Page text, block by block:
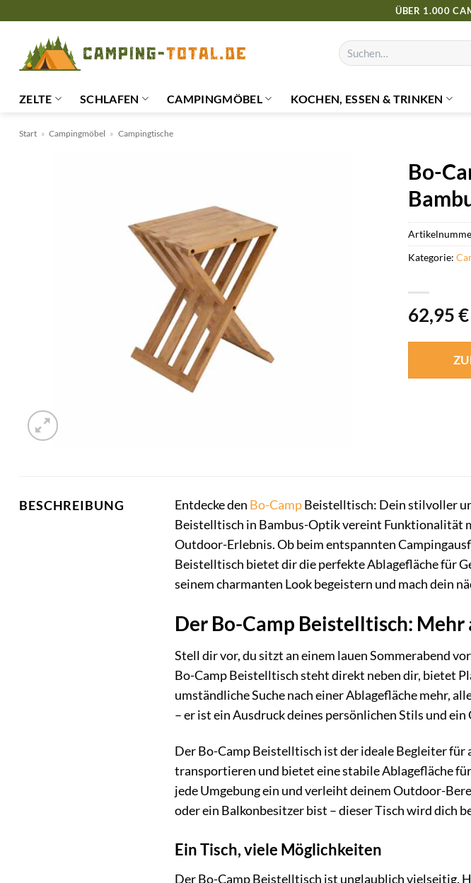
springen
ÜBER 1.000
Suchen
nach:
ZELTE SCHLAFEN CAMPINGMÖBEL KOCHEN, ESSEN & TRINKEN
Start » Campingmöbel » Campingtische
Bo-
62,95€
Kategorie:
BESCHREIBUNG Entdecke den Bo-CampBeistelltisch: Dein stilvoller
Beistelltisch in Bambus-Optik vereint Funktionalität
Outdoor-Erlebnis. Ob beim entspannten
Beistelltisch bietet dir die perfekte Ablagefläche für
seinem charmanten Look begeistern und mach dein
Der Bo-Camp Beistelltisch: Mehr
Stell dir vor, du sitzt an einem lauen Sommerabend
Bo-Camp Beistelltisch steht direkt neben dir, bietet
umständliche Suche nach einer Ablagefläche mehr,
– er ist ein Ausdruck deines persönlichen Stils und
Der Bo-Camp Beistelltisch ist der ideale Begleiter
transportieren und bietet eine stabile Ablagefläche
jede Umgebung ein und verleiht deinem Outdoor-
oder ein Balkonbesitzer bist – dieser Tisch wird dich
Ein Tisch, viele Möglichkeiten
Der Bo-Camp Beistelltisch ist unglaublich vielseitig.